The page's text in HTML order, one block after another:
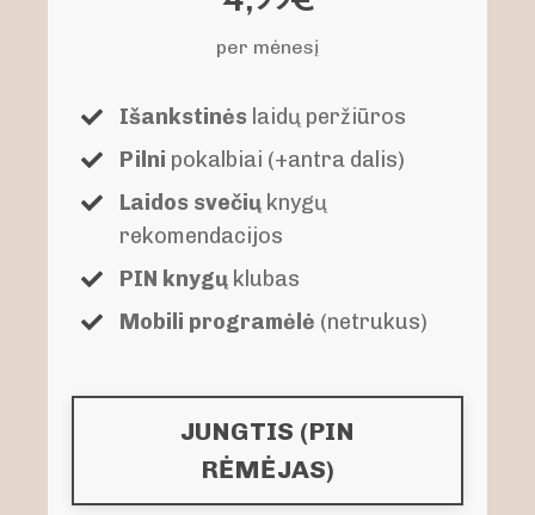
per mėnesį
Išankstinės laidų peržiūros
Pilni pokalbiai (+antra dalis)
Laidos svečių knygų
rekomendacijos
PIN knygų klubas
Mobili programėlė (netrukus)
JUNGTIS (PIN
RĖMĖJAS)